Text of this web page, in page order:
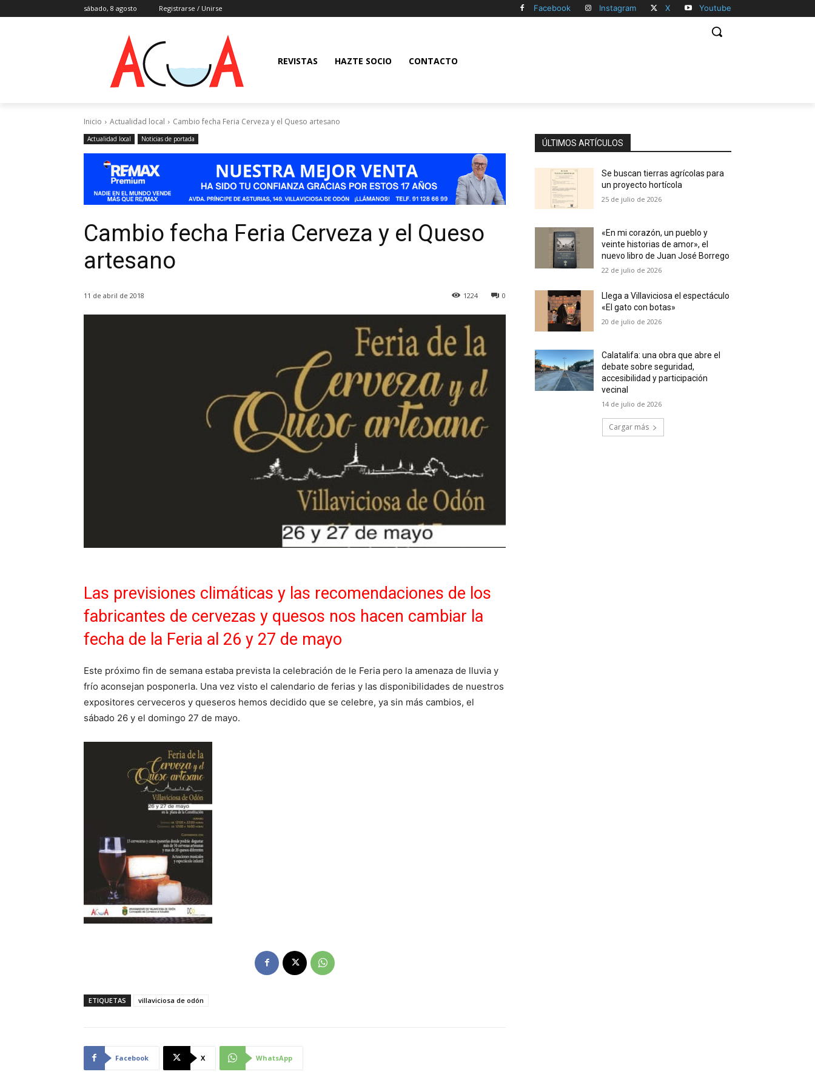
sábado, 8 agosto Registrarse / Unirse Facebook Instagram X Youtube
REVISTAS HAZTE SOCIO CONTACTO
Inicio Actualidad local Cambio fecha Feria Cerveza y el Queso artesano
Actualidad local Noticias de portada
Cambio fecha Feria Cerveza y el Queso
artesano
11 de abril de 2018 0
1224
Las previsiones climáticas y las recomendaciones de los
fabricantes de cervezas y quesos nos hacen cambiar la
fecha de la Feria al 26 y 27 de mayo
Este próximo fin de semana estaba prevista la celebración de le Feria pero la amenaza de lluvia y
frío aconsejan posponerla. Una vez visto el calendario de ferias y las disponibilidades de nuestros
expositores cerveceros y queseros hemos decidido que se celebre, ya sin más cambios, el
sábado 26 y el domingo 27 de mayo.
ETIQUETAS villaviciosa de odón
Facebook X WhatsApp
ÚLTIMOS ARTÍCULOS
Se buscan tierras agrícolas para
un proyecto hortícola
25 de julio de 2026
«En mi corazón, un pueblo y
veinte historias de amor», el
nuevo libro de Juan José Borrego
22 de julio de 2026
Llega a Villaviciosa el espectáculo
«El gato con botas»
20 de julio de 2026
Calatalifa: una obra que abre el
debate sobre seguridad,
accesibilidad y participación
vecinal
14 de julio de 2026
Cargar más